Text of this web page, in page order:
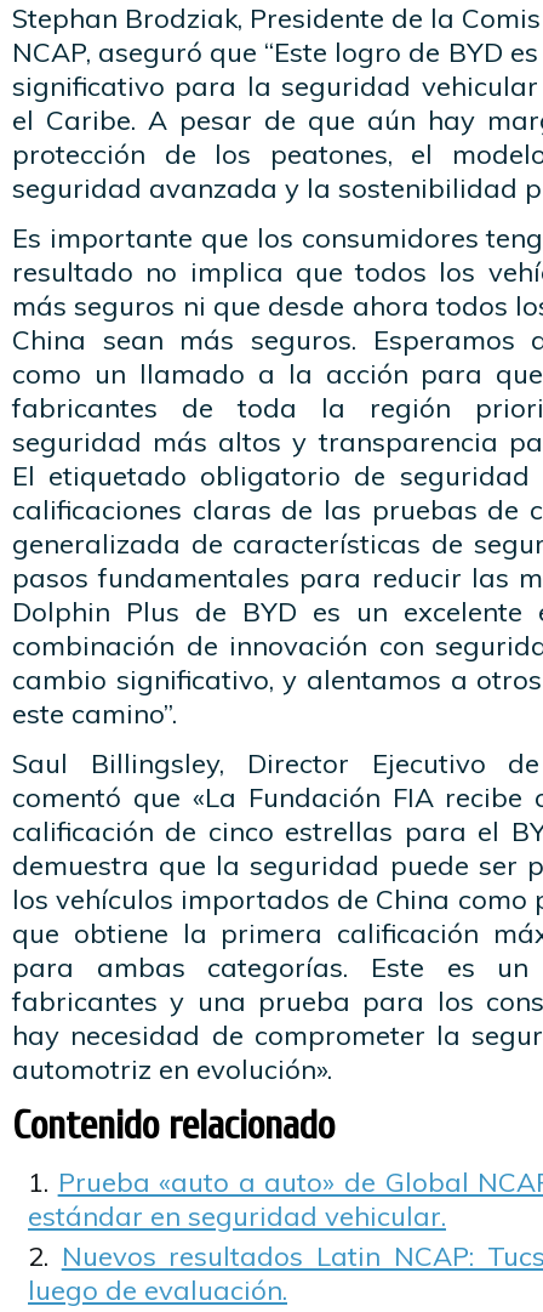
Stephan Brodziak, Presidente de la
NCAP, aseguró que “Este logro de BYD
significativo para la seguridad
el Caribe. A pesar de que aún hay
protección de los peatones, el
seguridad avanzada y la sostenibilidad
Es importante que los consumidores
resultado no implica que todos los
más seguros ni que desde ahora todos
China sean más seguros.
como un llamado a la acción para
fabricantes de toda la región
seguridad más altos y transparencia
El etiquetado obligatorio de seguridad
calificaciones claras de las pruebas de
generalizada de características de
pasos fundamentales para reducir las
Dolphin Plus de BYD es un
combinación de innovación con
cambio significativo, y alentamos a
este camino”.
Saul Billingsley, Director Ejecutivo
comentó que «La Fundación FIA recibe
calificación de cinco estrellas para el
demuestra que la seguridad puede ser
los vehículos importados de China como
que obtiene la primera calificación
para ambas categorías. Este es
fabricantes y una prueba para los
hay necesidad de comprometer la
automotriz en evolución».
Contenido relacionado
Prueba «auto a auto» de Global
estándar en seguridad vehicular.
Nuevos resultados Latin NCAP:
luego de evaluación.